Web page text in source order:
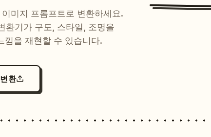
미지 프롬프트로 변환하세요.
기가 구도, 스타일, 조명을
낌을 재현할 수 있습니다.
환